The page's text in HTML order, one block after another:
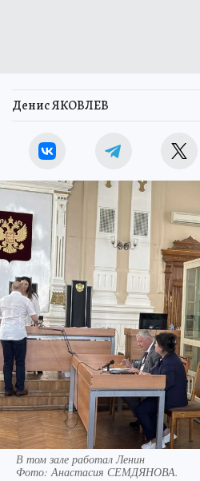
Денис ЯКОВЛЕВ
В том зале работал Ленин
Фото:Анастасия СЕМДЯНОВА.